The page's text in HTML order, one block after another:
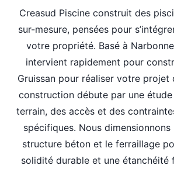
Creasud Piscine construit des
sur-mesure, pensées pour
votre propriété. Basé à
intervient rapidement pour
Gruissan pour réaliser votre projet
construction débute par une
terrain, des accès et des
spécifiques. Nous
structure béton et le ferraillage
solidité durable et une étanchéité